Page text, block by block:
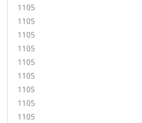
1105
1105
1105
1105
1105
1105
1105
1105
1105